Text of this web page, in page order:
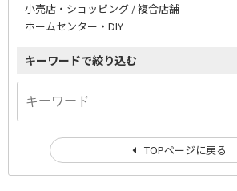
小売店・ショッピング / 複合店舗
ホームセンター・DIY
キーワードで絞り込む
TOPページに戻る